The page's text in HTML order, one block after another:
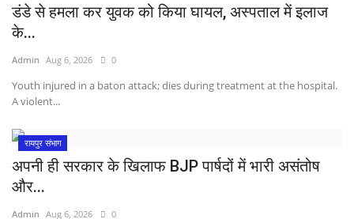
डंडे से हमला कर युवक को किया घायल, अस्पताल में इलाज
के...
Admin Aug 6, 2026 0
Youth injured in a baton attack; dies during treatment at the hospital.
A violent...
रायपुर संभाग
अपनी ही सरकार के खिलाफ BJP पार्षदों में भारी असंतोष
और...
Admin Aug 6, 2026 0